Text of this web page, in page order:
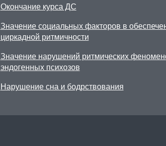
Окончание курса ДС
Значение социальных факторов в
циркадной ритмичности
Значение нарушений ритмических
эндогенных психозов
Нарушение сна и бодрствования